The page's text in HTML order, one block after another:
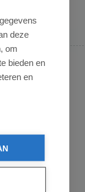
deze
om
bieden en
en